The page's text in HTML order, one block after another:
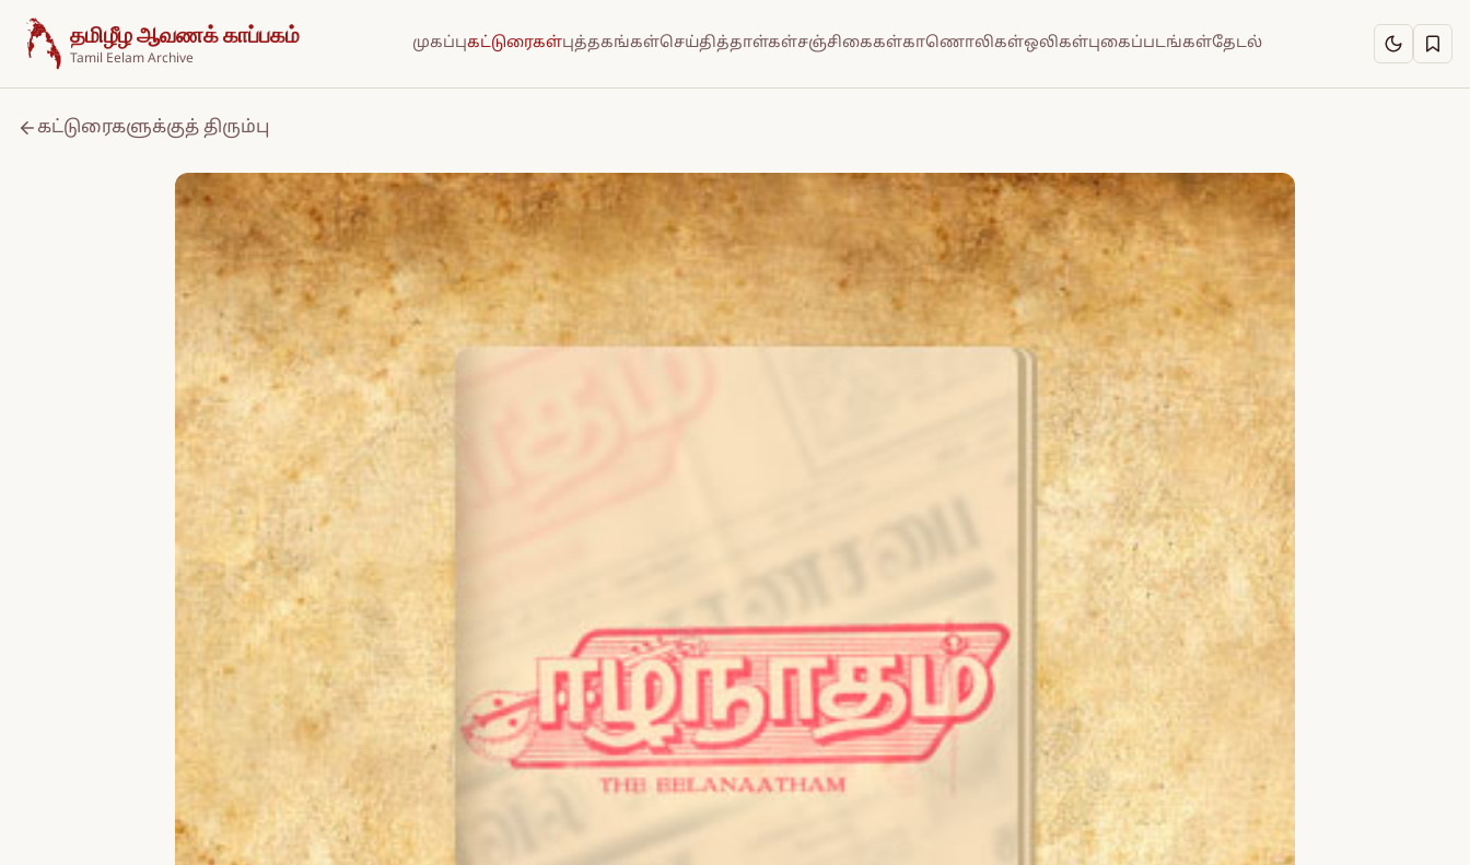
உள்ளடக்கத்திற்குச் செல்க
தமிழீழ ஆவணக் காப்பகம்
Tamil Eelam Archive
முகப்புகட்டுரைகள்புத்தகங்கள்செய்தித்தாள்கள்சஞ்சிகைகள்காணொலிகள்ஒலிகள்புகைப்படங்கள்தேடல்
கட்டுரைகளுக்குத் திரும்பு